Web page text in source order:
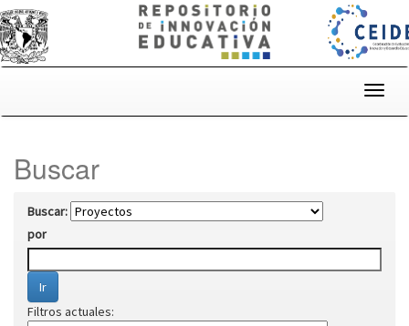
Buscar
Buscar:
por
Filtros actuales: